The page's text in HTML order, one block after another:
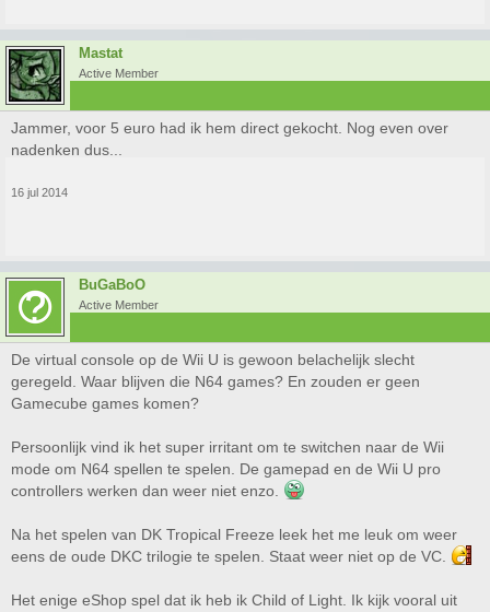
Mastat
Active Member
Jammer, voor 5 euro had ik hem direct gekocht. Nog even over
nadenken dus...
16 jul 2014
BuGaBoO
Active Member
De virtual console op de Wii U is gewoon belachelijk slecht
geregeld. Waar blijven die N64 games? En zouden er geen
Gamecube games komen?
Persoonlijk vind ik het super irritant om te switchen naar de Wii
mode om N64 spellen te spelen. De gamepad en de Wii U pro
controllers werken dan weer niet enzo.
Na het spelen van DK Tropical Freeze leek het me leuk om weer
eens de oude DKC trilogie te spelen. Staat weer niet op de VC.
Het enige eShop spel dat ik heb ik Child of Light. Ik kijk vooral uit